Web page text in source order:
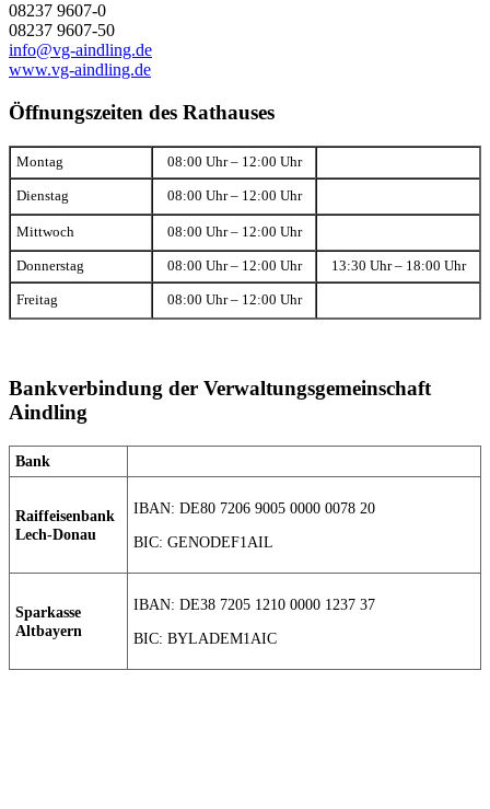
08237 9607-0
08237 9607-50
info@vg-aindling.de
www.vg-aindling.de
Öffnungszeiten des Rathauses
Montag 08:00 Uhr – 12:00 Uhr
Dienstag 08:00 Uhr – 12:00 Uhr
Mittwoch 08:00 Uhr – 12:00 Uhr
Donnerstag 08:00 Uhr – 12:00 Uhr 13:30 Uhr – 18:00 Uhr
Freitag 08:00 Uhr – 12:00 Uhr
Bankverbindung der Verwaltungsgemeinschaft
Aindling
Bank
Raiffeisenbank
Lech-Donau
IBAN: DE80 7206 9005 0000 0078 20
BIC: GENODEF1AIL
Sparkasse
Altbayern
IBAN: DE38 7205 1210 0000 1237 37
BIC: BYLADEM1AIC